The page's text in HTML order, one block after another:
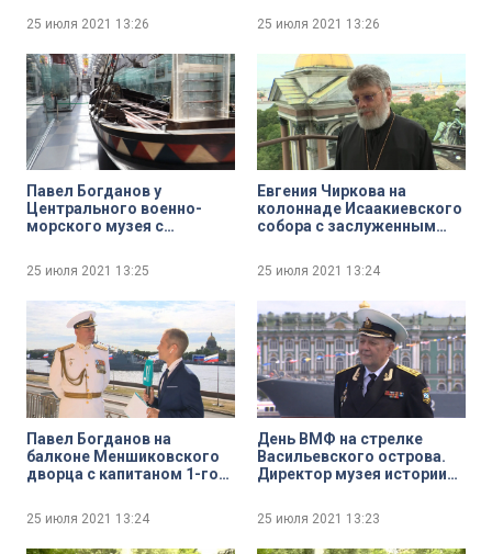
Розенбаумом
25 июля 2021 13:26 25 июля 2021 13:26
Павел Богданов у
Центрального военно-
морского музея с
и выставочной работе
морского музея Сергеем
Курносовым
25 июля 2021 13:25
Евгения Чиркова на
колоннаде Исаакиевского
собора с заслуженным
профессором
Григорьевым
25 июля 2021 13:24
Павел Богданов на
балконе Меншиковского
дворца с капитаном 1-го
25 июля 2021 13:24
День ВМФ на стрелке
Васильевского острова.
Директор музея истории
Андрей Харьков
25 июля 2021 13:23